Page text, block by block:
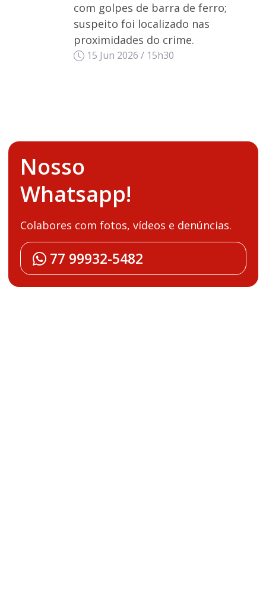
com golpes de barra de ferro;
suspeito foi localizado nas
proximidades do crime.
15 Jun 2026 / 15h30
Nosso
Whatsapp!
Colabores com fotos, vídeos e denúncias.
77 99932-5482